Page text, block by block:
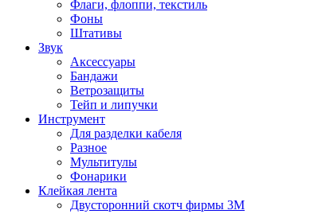
Флаги, флоппи, текстиль
Фоны
Штативы
Звук
Аксессуары
Бандажи
Ветрозащиты
Тейп и липучки
Инструмент
Для разделки кабеля
Разное
Мультитулы
Фонарики
Клейкая лента
Двусторонний скотч фирмы 3M